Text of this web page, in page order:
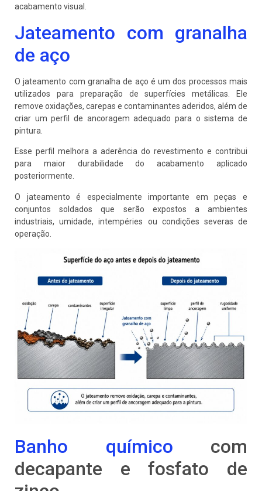
acabamento visual.
Jateamento com granalha
de aço
O jateamento com granalha de aço é um dos processos mais
utilizados para preparação de superfícies metálicas. Ele
remove oxidações, carepas e contaminantes aderidos, além de
criar um perfil de ancoragem adequado para o sistema de
pintura.
Esse perfil melhora a aderência do revestimento e contribui
para maior durabilidade do acabamento aplicado
posteriormente.
O jateamento é especialmente importante em peças e
conjuntos soldados que serão expostos a ambientes
industriais, umidade, intempéries ou condições severas de
operação.
Banho químico com
decapante e fosfato de